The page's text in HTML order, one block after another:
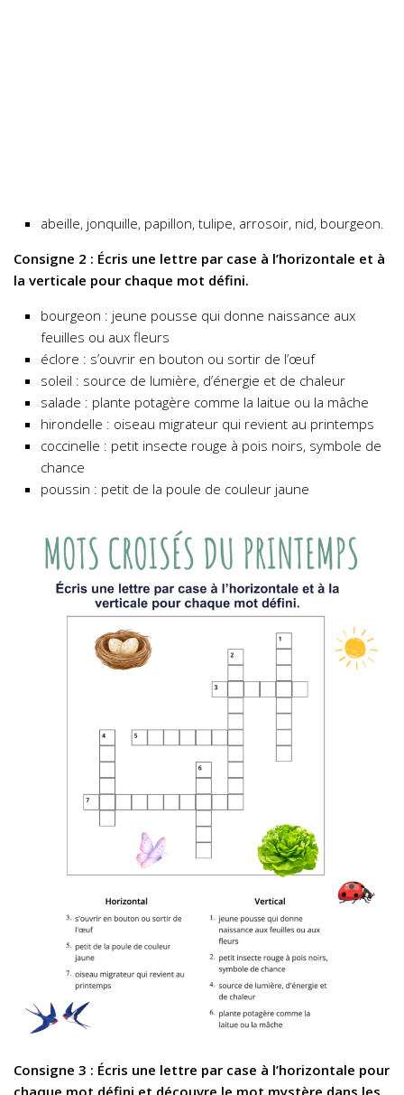
abeille, jonquille, papillon, tulipe, arrosoir, nid, bourgeon.
Consigne 2 : Écris une lettre par case à l’horizontale et à
la verticale pour chaque mot défini.
bourgeon : jeune pousse qui donne naissance aux
feuilles ou aux fleurs
éclore : s’ouvrir en bouton ou sortir de l’œuf
soleil : source de lumière, d’énergie et de chaleur
salade : plante potagère comme la laitue ou la mâche
hirondelle : oiseau migrateur qui revient au printemps
coccinelle : petit insecte rouge à pois noirs, symbole de
chance
poussin : petit de la poule de couleur jaune
Consigne 3 : Écris une lettre par case à l’horizontale pour
chaque mot défini et découvre le mot mystère dans les